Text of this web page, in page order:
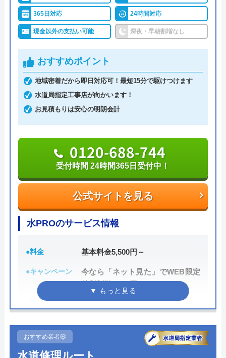
MA I
3 か月前
トイレの手洗い配管でお世話になりました。
電話して当日すぐに駆けつけて頂き、応急処
置をしてくださいました。 後日工事をして
対応してくださって大変助かりました。 ご
迷惑をおかけして大変申し訳ありませんでし
た。 配管は綺麗に仕上がり大変満足してお
ります。 また何かありましたらお願いした
Googleクチコミを見る
全国で幅広い依頼に対応しており、実績も豊富な業
者です。
公式サイトを見る
0120-041-904
受付時間 9:00～17:30（本店）
株式会社ベンリーコーポレーション
所在地
〒452-0001
愛知県清須市西枇杷島町古城2丁目10-
対応エリア 全国
Benryのクチコミ on
2.3（15件のクチコミ）
※クチコミの内容について
365日対応 24時間対応
現金以外の支払い可能 深夜・早朝割増なし
おすすめポイント
地域密着だから即日対応可！最短15分で駆けつけます
水道局指定工事店が向かいます！
お見積もりは安心の明朗会計
公式サイトを見る
0120-688-744
受付時間 24時間365日受付中！
水PROのサービス情報
●料金 基本料金5,500円～
●キャンペーン
今なら「ネット見た」でWEB限定
特別割引3,000円OFF
●駆けつけ時間 最短15分
24時間
●定休日
おすすめ業者⑥